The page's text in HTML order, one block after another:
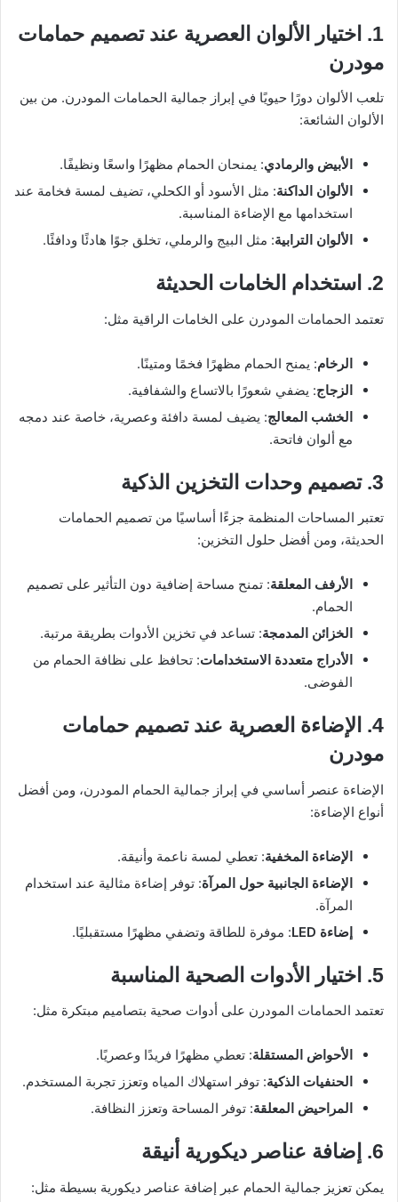
1. اختيار الألوان العصرية عند تصميم حمامات
مودرن
تلعب الألوان دورًا حيويًا في إبراز جمالية الحمامات المودرن. من بين
الألوان الشائعة:
الأبيض والرمادي: يمنحان الحمام مظهرًا واسعًا ونظيفًا.
الألوان الداكنة: مثل الأسود أو الكحلي، تضيف لمسة فخامة عند
استخدامها مع الإضاءة المناسبة.
الألوان الترابية: مثل البيج والرملي، تخلق جوًا هادئًا ودافئًا.
2. استخدام الخامات الحديثة
تعتمد الحمامات المودرن على الخامات الراقية مثل:
الرخام: يمنح الحمام مظهرًا فخمًا ومتينًا.
الزجاج: يضفي شعورًا بالاتساع والشفافية.
الخشب المعالج: يضيف لمسة دافئة وعصرية، خاصة عند دمجه
مع ألوان فاتحة.
3. تصميم وحدات التخزين الذكية
تعتبر المساحات المنظمة جزءًا أساسيًا من تصميم الحمامات
الحديثة، ومن أفضل حلول التخزين:
الأرفف المعلقة: تمنح مساحة إضافية دون التأثير على تصميم
الحمام.
الخزائن المدمجة: تساعد في تخزين الأدوات بطريقة مرتبة.
الأدراج متعددة الاستخدامات: تحافظ على نظافة الحمام من
الفوضى.
4. الإضاءة العصرية عند تصميم حمامات
مودرن
الإضاءة عنصر أساسي في إبراز جمالية الحمام المودرن، ومن أفضل
أنواع الإضاءة:
الإضاءة المخفية: تعطي لمسة ناعمة وأنيقة.
الإضاءة الجانبية حول المرآة: توفر إضاءة مثالية عند استخدام
المرآة.
إضاءة LED
: موفرة للطاقة وتضفي مظهرًا مستقبليًا.
5. اختيار الأدوات الصحية المناسبة
تعتمد الحمامات المودرن على أدوات صحية بتصاميم مبتكرة مثل:
الأحواض المستقلة: تعطي مظهرًا فريدًا وعصريًا.
الحنفيات الذكية: توفر استهلاك المياه وتعزز تجربة المستخدم.
المراحيض المعلقة: توفر المساحة وتعزز النظافة.
6. إضافة عناصر ديكورية أنيقة
يمكن تعزيز جمالية الحمام عبر إضافة عناصر ديكورية بسيطة مثل: